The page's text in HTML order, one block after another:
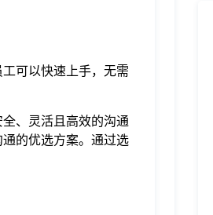
可以快速上手，无需
、灵活且高效的沟通
的优选方案。通过选